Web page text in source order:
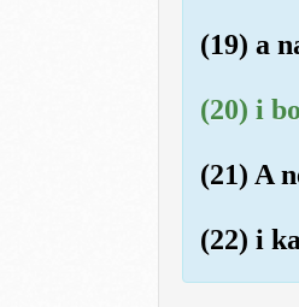
(19) a
(20) i
(21) A
(22) i